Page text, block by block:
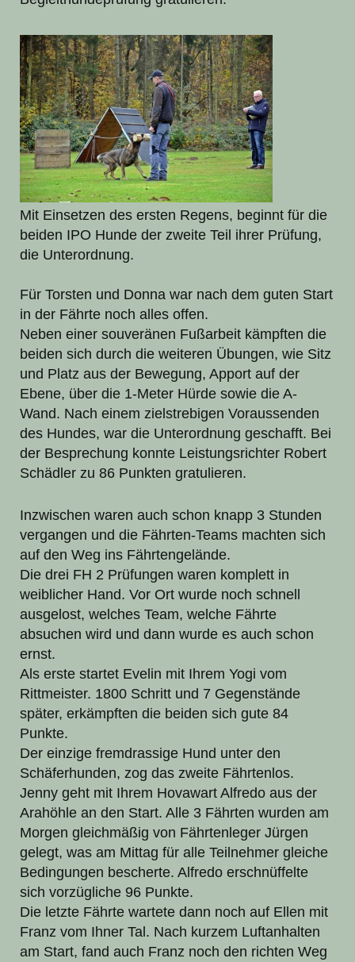
Mit Einsetzen des ersten Regens, beginnt für die
beiden IPO Hunde der zweite Teil ihrer Prüfung,
die Unterordnung.
Für Torsten und Donna war nach dem guten Start
in der Fährte noch alles offen.
Neben einer souveränen Fußarbeit kämpften die
beiden sich durch die weiteren Übungen, wie Sitz
und Platz aus der Bewegung, Apport auf der
Ebene, über die 1-Meter Hürde sowie die A-
Wand. Nach einem zielstrebigen Voraussenden
des Hundes, war die Unterordnung geschafft. Bei
der Besprechung konnte Leistungsrichter Robert
Schädler zu 86 Punkten gratulieren.
Inzwischen waren auch schon knapp 3 Stunden
vergangen und die Fährten-Teams machten sich
auf den Weg ins Fährtengelände.
Die drei FH 2 Prüfungen waren komplett in
weiblicher Hand. Vor Ort wurde noch schnell
ausgelost, welches Team, welche Fährte
absuchen wird und dann wurde es auch schon
ernst.
Als erste startet Evelin mit Ihrem Yogi vom
Rittmeister. 1800 Schritt und 7 Gegenstände
später, erkämpften die beiden sich gute 84
Punkte.
Der einzige fremdrassige Hund unter den
Schäferhunden, zog das zweite Fährtenlos.
Jenny geht mit Ihrem Hovawart Alfredo aus der
Arahöhle an den Start. Alle 3 Fährten wurden am
Morgen gleichmäßig von Fährtenleger Jürgen
gelegt, was am Mittag für alle Teilnehmer gleiche
Bedingungen bescherte. Alfredo erschnüffelte
sich vorzügliche 96 Punkte.
Die letzte Fährte wartete dann noch auf Ellen mit
Franz vom Ihner Tal. Nach kurzem Luftanhalten
am Start, fand auch Franz noch den richten Weg